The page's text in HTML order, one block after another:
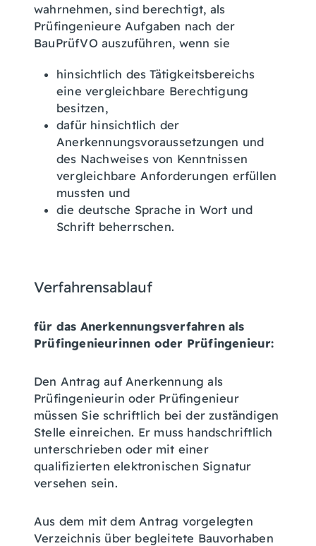
wahrnehmen, sind berechtigt, als
Prüfingenieure Aufgaben nach der
BauPrüfVO auszuführen, wenn sie
hinsichtlich des Tätigkeitsbereichs
eine vergleichbare Berechtigung
besitzen,
dafür hinsichtlich der
Anerkennungsvoraussetzungen und
des Nachweises von Kenntnissen
vergleichbare Anforderungen erfüllen
mussten und
die deutsche Sprache in Wort und
Schrift beherrschen.
Verfahrensablauf
für das Anerkennungsverfahren als
Prüfingenieurinnen oder Prüfingenieur:
Den Antrag auf Anerkennung als
Prüfingenieurin oder Prüfingenieur
müssen Sie schriftlich bei der zuständigen
Stelle einreichen. Er muss handschriftlich
unterschrieben oder mit einer
qualifizierten elektronischen Signatur
versehen sein.
Aus dem mit dem Antrag vorgelegten
Verzeichnis über begleitete Bauvorhaben